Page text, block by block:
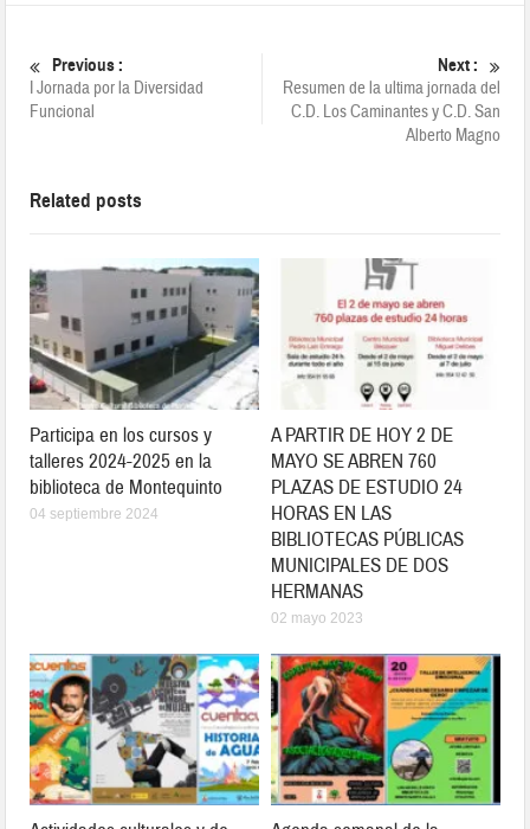
Previous :
I Jornada por la Diversidad
Funcional
Next :
Resumen de la ultima jornada del
C.D. Los Caminantes y C.D. San
Alberto Magno
Related posts
Participa en los cursos y
talleres 2024-2025 en la
biblioteca de Montequinto
04 septiembre 2024
A PARTIR DE HOY 2 DE
MAYO SE ABREN 760
PLAZAS DE ESTUDIO 24
HORAS EN LAS
BIBLIOTECAS PÚBLICAS
MUNICIPALES DE DOS
HERMANAS
02 mayo 2023